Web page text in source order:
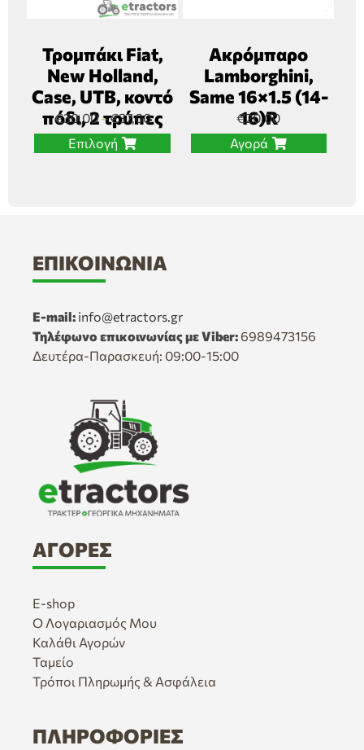
Τρομπάκι Fiat,
New Holland,
Case, UTB, κοντό
πόδι, 2 τρύπες
€30,00–€37,00
Επιλογή
Ακρόμπαρο
Lamborghini,
Same 16×1.5 (14-
16)R
€20,00
Αγορά
ΕΠΙΚΟΙΝΩΝΊΑ
E-mail: info@etractors.gr
Τηλέφωνο επικοινωνίας με Viber: 6989473156
Δευτέρα-Παρασκευή: 09:00-15:00
ΑΓΟΡΈΣ
E-shop
Ο Λογαριασμός Μου
Καλάθι Αγορών
Ταμείο
Τρόποι Πληρωμής & Ασφάλεια
ΠΛΗΡΟΦΟΡΊΕΣ